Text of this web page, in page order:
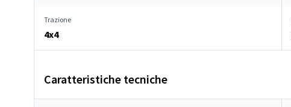
Trazione
4x4
Caratteristiche tecniche